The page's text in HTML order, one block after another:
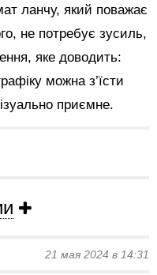
ланчу, який поважає
не потребує зусиль,
яке доводить:
можна з’їсти
приємне.
21 мая 2024 в 14:31